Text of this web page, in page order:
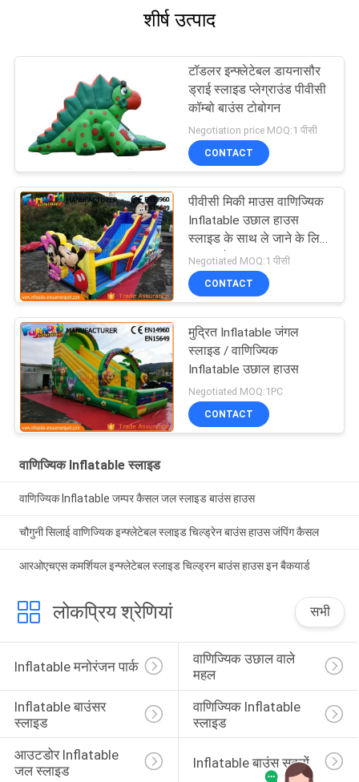
शीर्ष उत्पाद
टॉडलर इन्फ्लेटेबल डायनासौर
ड्राई स्लाइड प्लेग्राउंड पीवीसी
कॉम्बो बाउंस टोबोगन
Negotiation price MOQ:1 पीसी
CONTACT
पीवीसी मिकी माउस वाणिज्यिक
Inflatable उछाल हाउस
स्लाइड के साथ ले जाने के लिए
आसान है
Negotiated MOQ:1 पीसी
CONTACT
मुद्रित Inflatable जंगल
स्लाइड / वाणिज्यिक
Inflatable उछाल हाउस
Negotiated MOQ:1PC
CONTACT
वाणिज्यिक Inflatable स्लाइड
वाणिज्यिक Inflatable जम्पर कैसल जल स्लाइड बाउंस हाउस
चौगुनी सिलाई वाणिज्यिक इन्फ्लेटेबल स्लाइड चिल्ड्रेन बाउंस हाउस जंपिंग कैसल
आरओएचएस कमर्शियल इन्फ्लेटेबल स्लाइड चिल्ड्रन बाउंस हाउस इन बैकयार्ड
लोकप्रिय श्रेणियां सभी
Inflatable मनोरंजन पार्क
वाणिज्यिक उछाल वाले
महल
Inflatable बाउंसर
स्लाइड
वाणिज्यिक Inflatable
स्लाइड
आउटडोर Inflatable
जल स्लाइड
Inflatable बाउंस सदनों